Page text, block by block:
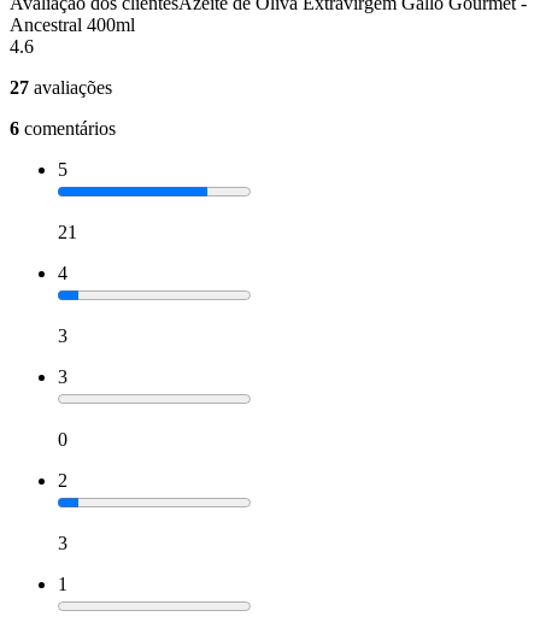
Ancestral 400ml
4.6
27 avaliações
6 comentários
5
21
4
3
3
0
2
3
1